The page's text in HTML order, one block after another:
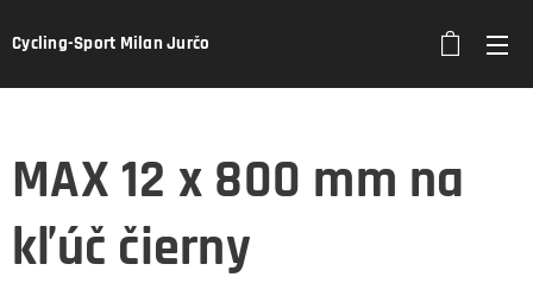
Cycling-Sport Milan Jurčo
MAX 12 x 800 mm na
kľúč čierny